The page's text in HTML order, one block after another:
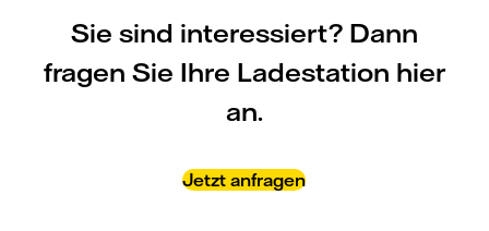
Sie sind interessiert? Dann
fragen Sie Ihre Ladestation hier
an.
Jetzt anfragen